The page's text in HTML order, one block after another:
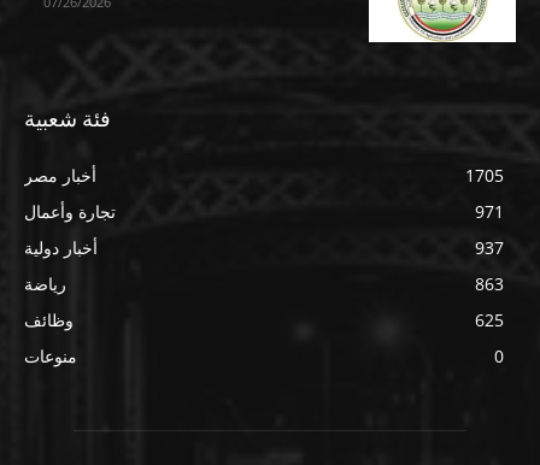
فئة شعبية
أخبار مصر
1705
تجارة وأعمال
971
أخبار دولية
937
رياضة
863
وظائف
625
منوعات
0